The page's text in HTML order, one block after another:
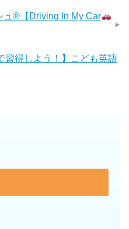
ュ®【Driving In My Car
習得しよう！】こども英語